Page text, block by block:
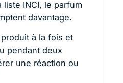
INCI, le parfum
davantage.
à la fois et
pendant deux
une réaction ou